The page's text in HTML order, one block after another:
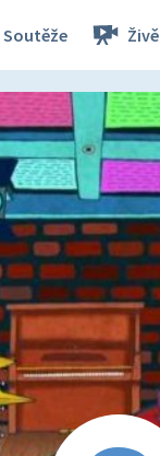
Soutěže Živě